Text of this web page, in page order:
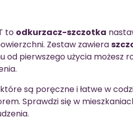
to odkurzacz-szczotka
Zestaw zawiera
od pierwszego użycia możesz
są poręczne i łatwe w
Sprawdzi się w